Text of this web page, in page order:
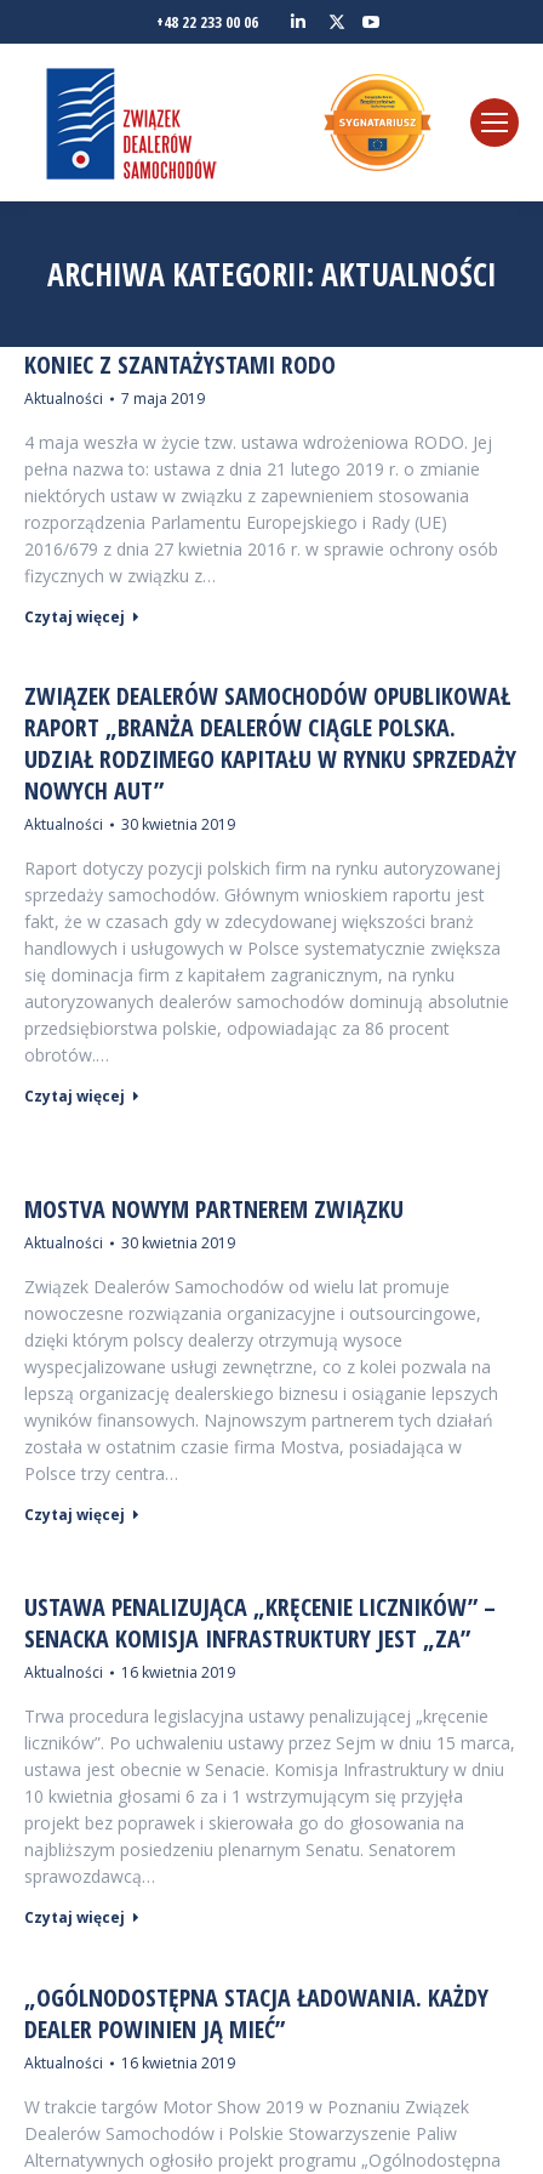
+48 22 233 00 06
Linkedin
Twitter
ARCHIWA KATEGORII:AKTUALNOŚCI
KONIEC Z SZANTAŻYSTAMI RODO
Aktualności 7 maja 2019
4 maja weszła w życie tzw. ustawa wdrożeniowa RODO. Jej
pełna nazwa to: ustawa z dnia 21 lutego 2019 r. o zmianie
niektórych ustaw w związku z zapewnieniem stosowania
rozporządzenia Parlamentu Europejskiego i Rady (UE)
2016/679 z dnia 27 kwietnia 2016 r. w sprawie ochrony osób
fizycznych w związku z…
Czytaj więcej
ZWIĄZEK DEALERÓW SAMOCHODÓW OPUBLIKOWAŁ
RAPORT „BRANŻA DEALERÓW CIĄGLE POLSKA.
UDZIAŁ RODZIMEGO KAPITAŁU W RYNKU SPRZEDAŻY
NOWYCH AUT”
Aktualności 30 kwietnia 2019
Raport dotyczy pozycji polskich firm na rynku autoryzowanej
sprzedaży samochodów. Głównym wnioskiem raportu jest
fakt, że w czasach gdy w zdecydowanej większości branż
handlowych i usługowych w Polsce systematycznie zwiększa
się dominacja firm z kapitałem zagranicznym, na rynku
autoryzowanych dealerów samochodów dominują absolutnie
przedsiębiorstwa polskie, odpowiadając za 86 procent
obrotów.…
Czytaj więcej
MOSTVA NOWYM PARTNEREM ZWIĄZKU
Aktualności 30 kwietnia 2019
Związek Dealerów Samochodów od wielu lat promuje
nowoczesne rozwiązania organizacyjne i outsourcingowe,
dzięki którym polscy dealerzy otrzymują wysoce
wyspecjalizowane usługi zewnętrzne, co z kolei pozwala na
lepszą organizację dealerskiego biznesu i osiąganie lepszych
wyników finansowych. Najnowszym partnerem tych działań
została w ostatnim czasie firma Mostva, posiadająca w
Polsce trzy centra…
Czytaj więcej
USTAWA PENALIZUJĄCA „KRĘCENIE LICZNIKÓW” –
SENACKA KOMISJA INFRASTRUKTURY JEST „ZA”
Aktualności 16 kwietnia 2019
Trwa procedura legislacyjna ustawy penalizującej „kręcenie
liczników”. Po uchwaleniu ustawy przez Sejm w dniu 15 marca,
ustawa jest obecnie w Senacie. Komisja Infrastruktury w dniu
10 kwietnia głosami 6 za i 1 wstrzymującym się przyjęła
projekt bez poprawek i skierowała go do głosowania na
najbliższym posiedzeniu plenarnym Senatu. Senatorem
sprawozdawcą…
Czytaj więcej
„OGÓLNODOSTĘPNA STACJA ŁADOWANIA. KAŻDY
DEALER POWINIEN JĄ MIEĆ”
Aktualności 16 kwietnia 2019
W trakcie targów Motor Show 2019 w Poznaniu Związek
Dealerów Samochodów i Polskie Stowarzyszenie Paliw
Alternatywnych ogłosiło projekt programu „Ogólnodostępna